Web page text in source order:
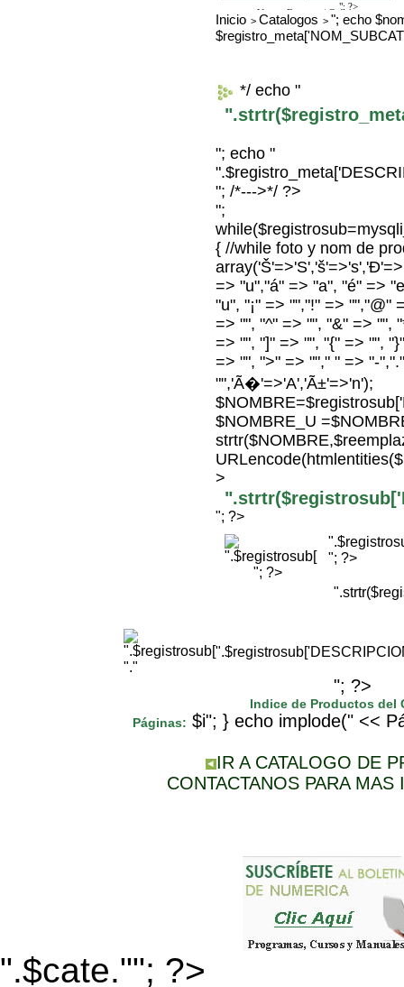
"; ?>
Ventas Empresa/ Gobierno
Ofertas
Envíos y Formas de Pago
Nosotros
Inicio >Catalogos >"; echo
*/ echo "
"; echo "
"; /*--->*/ ?>
";
{ //while foto y nom de
=> "u","á" => "a", "é" =>
"u", "¡" => "","!" => "","@"
=> "", "^" => "", "&" => "",
=> "", "]" => "", "{" => "",
=> "", ">" => ""," " => "-
"",'Ã�'=>'A','Ã±'=>'n');
$NOMBRE_U
>
"; ?>
"; ?>
"; ?>
"."
"; ?>
Indice de Productos del
Páginas: $i"; } echo implode(" <<
IR A CATALOGO DE
CONTACTANOS PARA
".$cate.""; ?>